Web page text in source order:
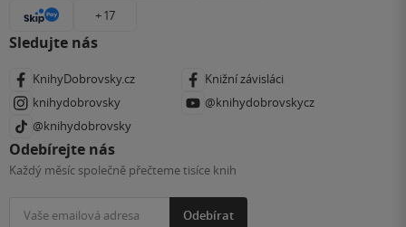
+ 17
Sledujte nás
KnihyDobrovsky.cz
Knižní závisláci
knihydobrovsky
@knihydobrovskycz
@knihydobrovsky
Odebírejte nás
Každý měsíc společně přečteme tisíce knih
Odebírat